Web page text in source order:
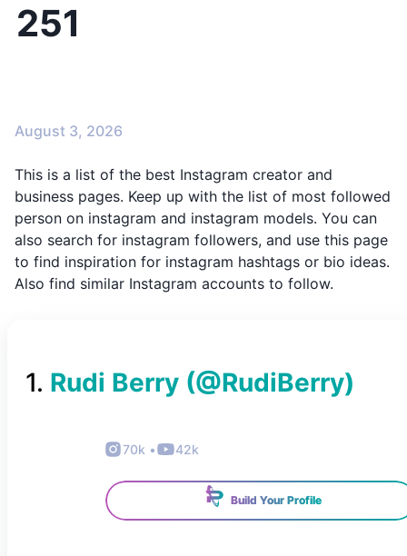
251
August 3, 2026
This is a list of the best Instagram creator and
business pages. Keep up with the list of most followed
person on instagram and instagram models. You can
also search for instagram followers, and use this page
to find inspiration for instagram hashtags or bio ideas.
Also find similar Instagram accounts to follow.
1. Rudi Berry (@RudiBerry)
70k • 42k
Build Your Profile